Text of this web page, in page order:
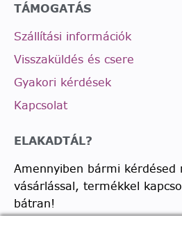
TÁMOGATÁS
Szállítási információk
Visszaküldés és csere
Gyakori kérdések
Kapcsolat
ELAKADTÁL?
Amennyiben bármi kérdésed
vásárlással, termékkel
bátran!